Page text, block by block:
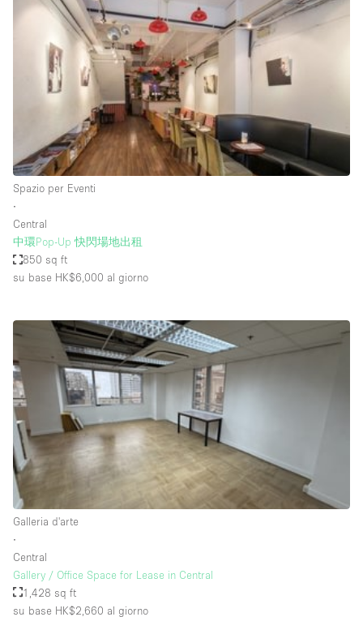
Concierge
Cucina
Elettricità
Esposizione di Automobili
Giardino
Illuminazione
Impianto audiovisivo
Internet
Licenza per Liquori
Luce Diurna
Magazzino
Parcheggio privato
Piano terra
Raw
Riscaldamento
Sistema di sicurezza
Smoking Area
Spazio living
Stile Haussmann
Spazio per Eventi
∙
Central
中環Pop-Up 快閃場地出租
850 sq ft
su base HK$6,000 al giorno
Galleria d'arte
∙
Central
Gallery / Office Space for Lease in Central
1,428 sq ft
su base HK$2,660 al giorno